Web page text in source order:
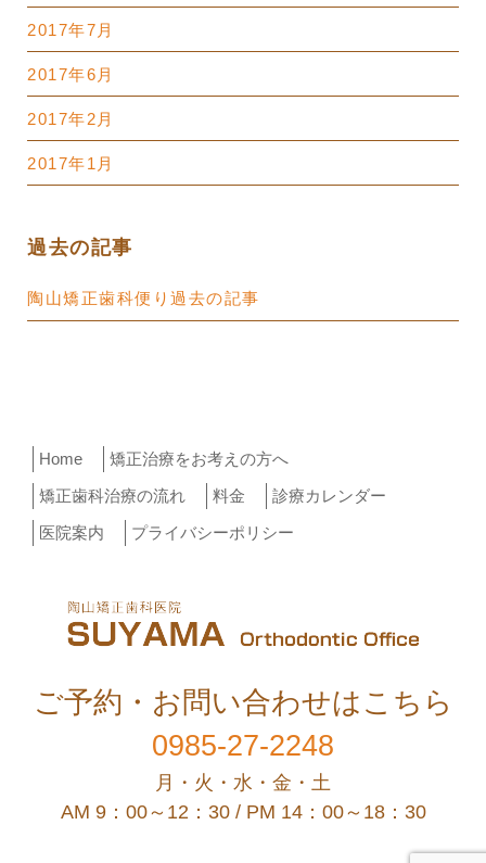
2017年7月
2017年6月
2017年2月
2017年1月
過去の記事
陶山矯正歯科便り過去の記事
Home
矯正治療をお考えの方へ
矯正歯科治療の流れ
料金
診療カレンダー
医院案内
プライバシーポリシー
ご予約・お問い合わせはこちら
0985-27-2248
月・火・水・金・土
AM 9：00～12：30 / PM 14：00～18：30